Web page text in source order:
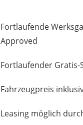
Fortlaufende
Approved
Fortlaufender Gratis-
Fahrzeugpreis
Leasing möglich